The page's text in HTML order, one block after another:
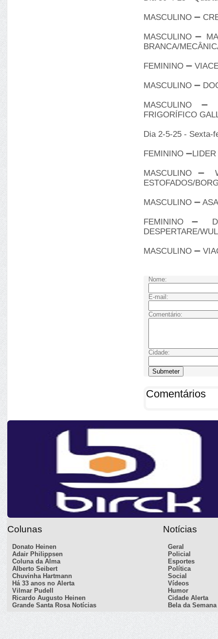
MASCULINO ➖
MASCULINO ➖
BRANCA/
FEMININO ➖
MASCULINO ➖
MASCULINO
FRIGORÍFICO
Dia 2-5-25 - Sexta-
FEMININO
MASCULINO ➖
ESTOFADOS/
MASCULINO ➖
FEMININO ➖
DESPERTARE/
MASCULINO ➖
Nome:
E-mail:
Comentário:
Cidade:
Comentários
Colunas
Donato Heinen
Adair Philippsen
Coluna da Alma
Alberto Seibert
Chuvinha Hartmann
Há 33 anos no Alerta
Vilmar Pudell
Ricardo Augusto Heinen
Grande Santa Rosa Notícias
Notícias
Geral
Policial
Esportes
Política
Social
Vídeos
Humor
Cidade Alerta
Bela da Semana